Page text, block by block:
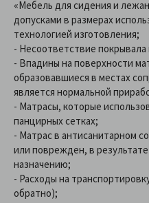
«Мебель для сидения и
допусками в размерах
технологией изготовления;
- Несоответствие покрывала
- Впадины на поверхности
образовавшиеся в местах
является нормальной
- Матрасы, которые
панцирных сетках;
- Матрас в антисанитарном
или поврежден, в
назначению;
- Расходы на
обратно);